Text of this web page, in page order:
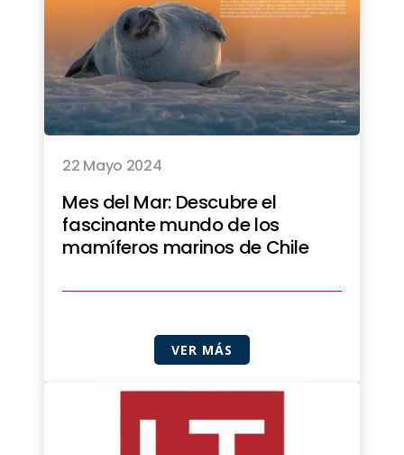
22 Mayo 2024
Mes del Mar: Descubre el
fascinante mundo de los
mamíferos marinos de Chile
VER MÁS